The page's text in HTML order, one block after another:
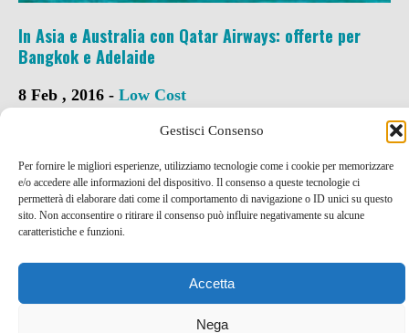
Gestisci Consenso
Per fornire le migliori esperienze, utilizziamo tecnologie come i cookie per memorizzare
e/o accedere alle informazioni del dispositivo. Il consenso a queste tecnologie ci
permetterà di elaborare dati come il comportamento di navigazione o ID unici su questo
sito. Non acconsentire o ritirare il consenso può influire negativamente su alcune
caratteristiche e funzioni.
Accetta
Nega
In Asia e Australia con Qatar Airways: offerte per
Bangkok e Adelaide
8 Feb , 2016 - Low Cost